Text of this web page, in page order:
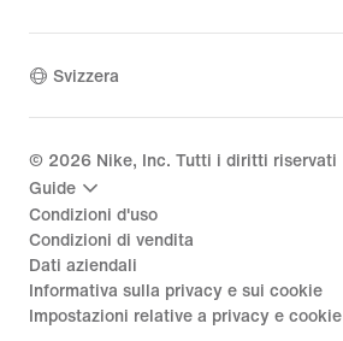
Svizzera
© 2026 Nike, Inc. Tutti i diritti riservati
Guide
Condizioni d'uso
Condizioni di vendita
Dati aziendali
Informativa sulla privacy e sui cookie
Impostazioni relative a privacy e cookie